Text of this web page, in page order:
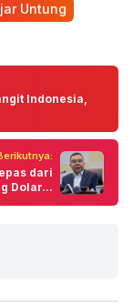
Untung
Indonesia,
dari
Dolar...